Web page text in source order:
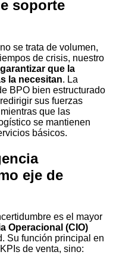
soporte
se trata de volumen,
de crisis, nuestro
garantizar que la
la necesitan. La
BPO bien estructurado
sus fuerzas
que las
se mantienen
básicos.
eje de
es el mayor
Operacional (CIO)
Su función principal en
de venta, sino: